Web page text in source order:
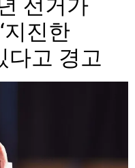
선거가
지진한
다고 경고